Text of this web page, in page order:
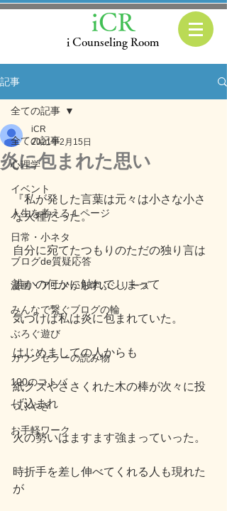
i Counseling Room
iCR
記事
全ての記事
心理学
イベント
人生を考える１ページ
日常・小ネタ
ブログde質疑応答
漫画・アニメから学ぶシリーズ
みんなで繋ぐブログの輪
ぶろぐ遊び
カウンセラーの読み物
100のコトバ
つぶやき
お手軽ワーク
全ての記事
炎に包まれた思い
iCR
2021年2月15日
『私が発した言葉は元々は小さな小さ
な火種だった。
自分に宛てたつもりのただの独り言は
誰かの何かに触れてしまって
気づけば私は炎に包まれていた。
はじめましての人からも
紙クズやささくれた木の棒が次々に投
げ込まれ
火の勢いはますます強まっていった。
時折手を差し伸べてくれる人も現れた
が